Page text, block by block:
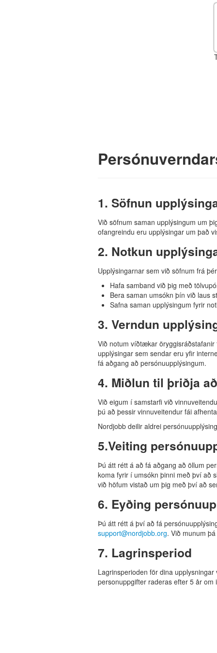
1. Söfnun
Við söfnum saman upplýsingum um
ofangreindu eru upplýsingar um það
2. Notkun
Upplýsingarnar sem við söfnum frá
Hafa samband við þig með
Bera saman umsókn þín við laus
Safna saman upplýsingum fyrir
3. Verndun
Við notum víðtækar
upplýsingar sem sendar eru yfir
fá aðgang að persónuupplýsingum.
4. Miðlun til þriðja
Við eigum í samstarfi við
þú að þessir vinnuveitendur fái
Nordjobb deilir aldrei
5.Veiting
Þú átt rétt á að fá aðgang að öllum
koma fyrir í umsókn þinni með því að
við höfum vistað um þig með því að
6. Eyðing
Þú átt rétt á því að fá
support@nordjobb.org. Við munum
7. Lagrinsperiod
Lagrinsperioden för dina
personuppgifter raderas efter 5 år